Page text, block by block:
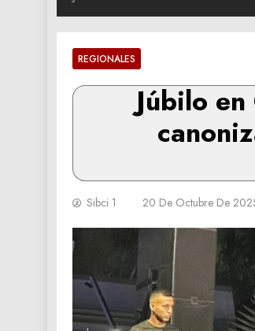
REGIONALES
Júbilo
Sibci 1 20 De Octubre De